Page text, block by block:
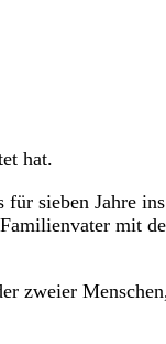
hat.
für sieben Jahre ins
mit
zweier